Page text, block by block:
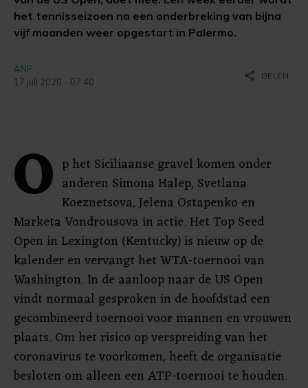
het tennisseizoen na een onderbreking van bijna
vijf maanden weer opgestart in Palermo.
ANP
17 juli 2020 - 07:40
share DELEN
O p het Siciliaanse gravel komen onder
anderen Simona Halep, Svetlana
Koeznetsova, Jelena Ostapenko en
Marketa Vondrousova in actie. Het Top Seed
Open in Lexington (Kentucky) is nieuw op de
kalender en vervangt het WTA-toernooi van
Washington. In de aanloop naar de US Open
vindt normaal gesproken in de hoofdstad een
gecombineerd toernooi voor mannen en vrouwen
plaats. Om het risico op verspreiding van het
coronavirus te voorkomen, heeft de organisatie
besloten om alleen een ATP-toernooi te houden.